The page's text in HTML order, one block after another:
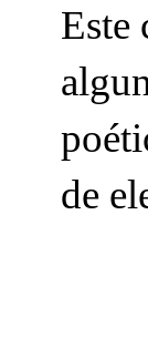
Este
de